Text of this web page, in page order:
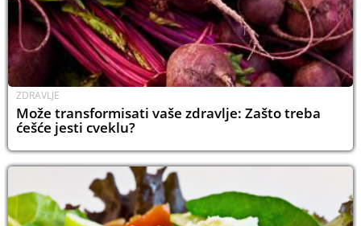
ZDRAVLJE
Može transformisati vaše zdravlje: Zašto treba
ćešće jesti cveklu?